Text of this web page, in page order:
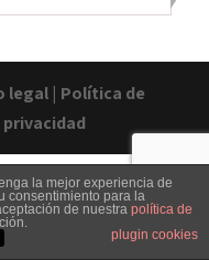
legal | Política de
Contacto
la mejor experiencia de
consentimiento para la
de nuestra política de
plugin cookies